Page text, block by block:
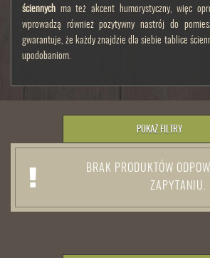
ściennych ma też akcent humorystyczny, więc
wprowadzą również pozytywny nastrój do
gwarantuje, że każdy znajdzie dla siebie tablice
upodobaniom.
POKAŻ FILTRY
BRAK PRODUKTÓW
ZAPYTANIU.